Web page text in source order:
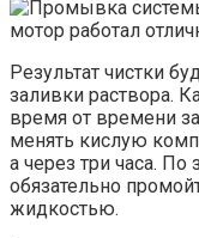
Результат чистки
заливки раствора.
время от времени
менять кислую
а через три часа.
обязательно
жидкостью.